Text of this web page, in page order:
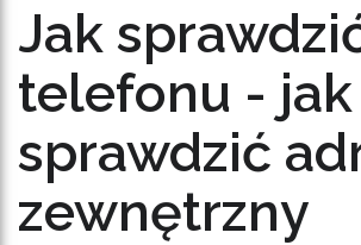
Jak
telefonu - jak
sprawdzić
zewnętrzny